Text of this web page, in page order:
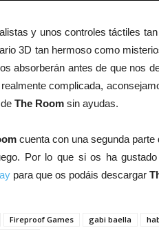
y unos controles táctiles
3D tan hermoso como
absorberán antes de que nos
complicada,
The Room sin ayudas.
cuenta con una segunda parte
Por lo que si os ha
para que os podáis descargar
Fireproof Games gabi baella